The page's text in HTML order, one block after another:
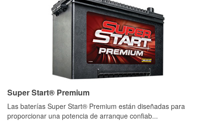
Super Start® Premium
Las baterías Super Start® Premium están diseñadas para
proporcionar una potencia de arranque confiab...